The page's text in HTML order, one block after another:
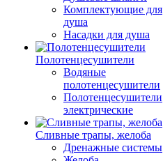
Комплектующие для
душа
Насадки для душа
Полотенцесушители
Водяные
полотенцесушители
Полотенцесушители
электрические
Сливные трапы, желоба
Дренажные системы